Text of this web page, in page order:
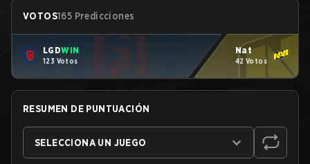
VOTOS165 Predicciones
LGDWIN
123 Votos
Nat
42 Votos
RESUMEN DE PUNTUACIÓN
SELECCIONA UN JUEGO